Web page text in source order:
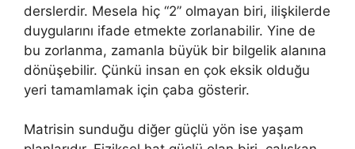
derslerdir. Mesela hiç “2” olmayan biri, ilişkilerde
duygularını ifade etmekte zorlanabilir. Yine de
bu zorlanma, zamanla büyük bir bilgelik alanına
dönüşebilir. Çünkü insan en çok eksik olduğu
yeri tamamlamak için çaba gösterir.
Matrisin sunduğu diğer güçlü yön ise yaşam